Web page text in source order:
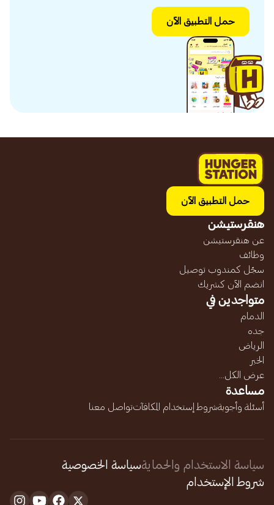
حمل التطبيق الآن
حمل التطبيق الآن
هنقرستيشن
عن هنقرستيشن
وظائف
سجّل كمندوب توصيل
انضم الآن كشريك
متواجدين في
الدمام
جده
الرياض
الخبر
عرض الكل...
مساعدة
أسئلة وأجوبةشروط إستخدام المكافآتتواصل معنا
سياسة الاستخدام والحمايةسياسة الخصوصية
شروط الإستخدام